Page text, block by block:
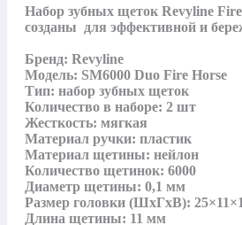
Набор зубных щеток Revyline
созданы  для эффективной и
Бренд: Revyline
Модель: SM6000 Duo Fire Horse
Тип: набор зубных щеток
Количество в наборе: 2 шт
Жесткость: мягкая
Материал ручки: пластик
Материал щетины: нейлон
Количество щетинок: 6000
Диаметр щетины: 0,1 мм
Размер головки (ШхГхВ):
Длина щетины: 11 мм